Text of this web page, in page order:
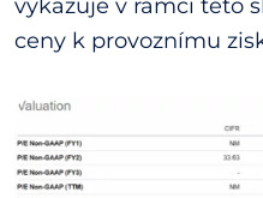
vykazuje v rámci této
ceny k provoznímu